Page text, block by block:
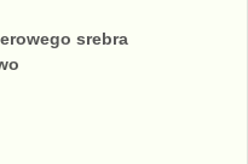
srebra